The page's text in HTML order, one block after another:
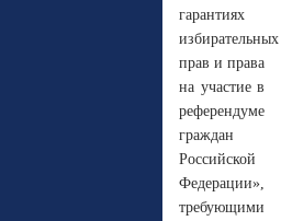
гарантиях
избирательных
прав и права
на участие в
референдуме
граждан
Российской
Федерации»,
требующими